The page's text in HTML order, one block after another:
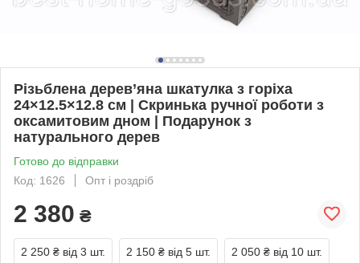
Різьблена дерев’яна шкатулка з горіха
24×12.5×12.8 см | Скринька ручної роботи з
оксамитовим дном | Подарунок з
натурального дерев
Готово до відправки
Код: 1626
Опт і роздріб
2 380 ₴
2 250 ₴ від 3 шт. 2 150 ₴ від 5 шт. 2 050 ₴ від 10 шт.